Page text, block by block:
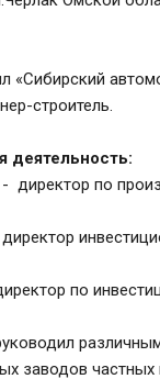
«Сибирский
строитель.
директор по
директор
по
заводов